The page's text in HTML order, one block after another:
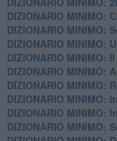
DIZIONARIO MINIMO:
DIZIONARIO MINIMO:
DIZIONARIO MINIMO:
DIZIONARIO MINIMO:
DIZIONARIO MINIMO:
DIZIONARIO MINIMO:
DIZIONARIO MINIMO:
DIZIONARIO MINIMO:
DIZIONARIO MINIMO: